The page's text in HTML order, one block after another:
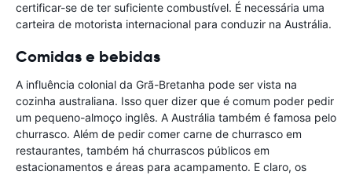
certificar-se de ter suficiente combustível. É necessária uma
carteira de motorista internacional para conduzir na Austrália.
Comidas e bebidas
A influência colonial da Grã-Bretanha pode ser vista na
cozinha australiana. Isso quer dizer que é comum poder pedir
um pequeno-almoço inglês. A Austrália também é famosa pelo
churrasco. Além de pedir comer carne de churrasco em
restaurantes, também há churrascos públicos em
estacionamentos e áreas para acampamento. E claro, os